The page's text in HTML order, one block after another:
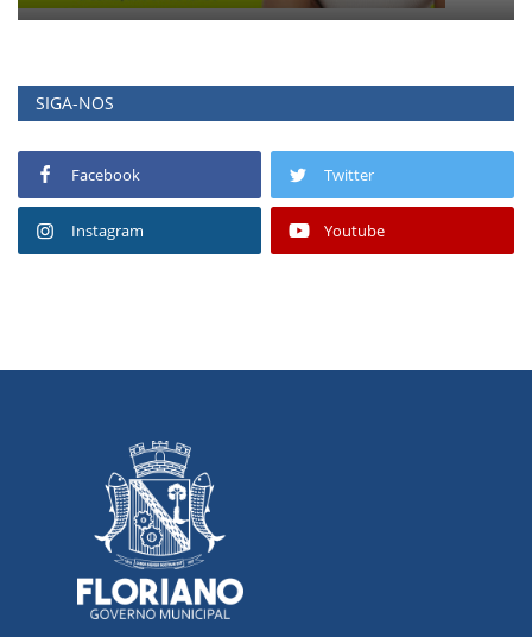
SIGA-NOS
Facebook Twitter
Instagram Youtube